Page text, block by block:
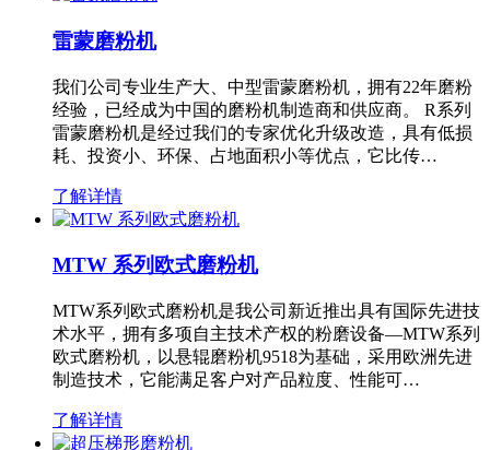
雷蒙磨粉机
我们公司专业生产大、中型雷蒙磨粉机，拥有22年磨粉
经验，已经成为中国的磨粉机制造商和供应商。 R系列
雷蒙磨粉机是经过我们的专家优化升级改造，具有低损
耗、投资小、环保、占地面积小等优点，它比传…
了解详情
MTW 系列欧式磨粉机
MTW系列欧式磨粉机是我公司新近推出具有国际先进技
术水平，拥有多项自主技术产权的粉磨设备—MTW系列
欧式磨粉机，以悬辊磨粉机9518为基础，采用欧洲先进
制造技术，它能满足客户对产品粒度、性能可…
了解详情